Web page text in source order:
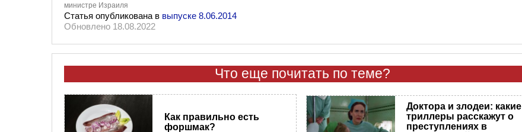
министре Израиля
Статья опубликована в выпуске 8.06.2014
Обновлено 18.08.2022
Что еще почитать по теме?
Как правильно есть
форшмак?
Доктора и злодеи: какие
триллеры расскажут о
преступлениях в